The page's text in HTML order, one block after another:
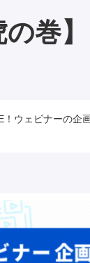
巻】
ウェビナーの企